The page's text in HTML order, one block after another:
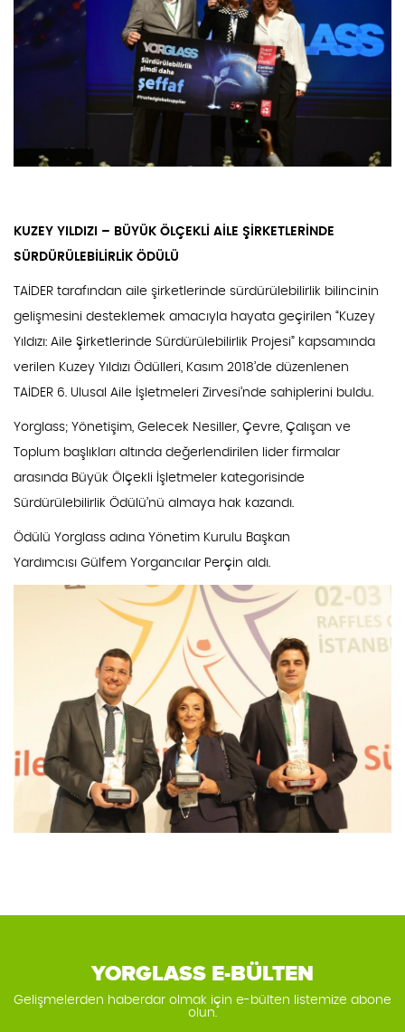
KUZEY YILDIZI – BÜYÜK ÖLÇEKLİ AİLE ŞİRKETLERİNDE
SÜRDÜRÜLEBİLİRLİK ÖDÜLÜ
TAİDER tarafından aile şirketlerinde sürdürülebilirlik bilincinin
gelişmesini desteklemek amacıyla hayata geçirilen “Kuzey
Yıldızı: Aile Şirketlerinde Sürdürülebilirlik Projesi” kapsamında
verilen Kuzey Yıldızı Ödülleri, Kasım 2018’de düzenlenen
TAİDER 6. Ulusal Aile İşletmeleri Zirvesi’nde sahiplerini buldu.
Yorglass; Yönetişim, Gelecek Nesiller, Çevre, Çalışan ve
Toplum başlıkları altında değerlendirilen lider firmalar
arasında Büyük Ölçekli İşletmeler kategorisinde
Sürdürülebilirlik Ödülü’nü almaya hak kazandı.
Ödülü Yorglass adına Yönetim Kurulu Başkan
Yardımcısı Gülfem Yorgancılar Perçin aldı.
YORGLASS E-BÜLTEN
Gelişmelerden haberdar olmak için e-bülten listemize abone
olun.